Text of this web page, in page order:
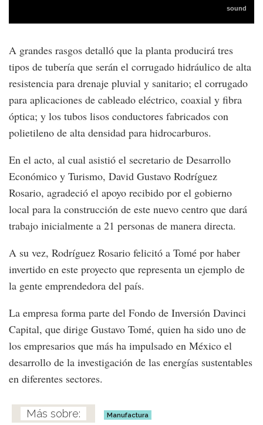
A grandes rasgos detalló que la planta producirá tres
tipos de tubería que serán el corrugado hidráulico de alta
resistencia para drenaje pluvial y sanitario; el corrugado
para aplicaciones de cableado eléctrico, coaxial y fibra
óptica; y los tubos lisos conductores fabricados con
polietileno de alta densidad para hidrocarburos.
En el acto, al cual asistió el secretario de Desarrollo
Económico y Turismo, David Gustavo Rodríguez
Rosario, agradeció el apoyo recibido por el gobierno
local para la construcción de este nuevo centro que dará
trabajo inicialmente a 21 personas de manera directa.
A su vez, Rodríguez Rosario felicitó a Tomé por haber
invertido en este proyecto que representa un ejemplo de
la gente emprendedora del país.
La empresa forma parte del Fondo de Inversión Davinci
Capital, que dirige Gustavo Tomé, quien ha sido uno de
los empresarios que más ha impulsado en México el
desarrollo de la investigación de las energías sustentables
en diferentes sectores.
Manufactura